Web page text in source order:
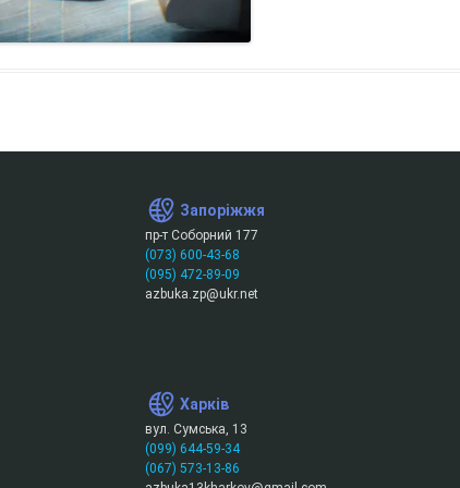
Запоріжжя
пр-т Соборний 177
(073) 600-43-68
(095) 472-89-09
azbuka.zp@ukr.net
Харків
вул. Сумська, 13
(099) 644-59-34
(067) 573-13-86